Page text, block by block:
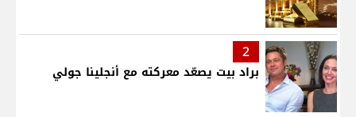
2
براد بيت يصعّد معركته مع أنجلينا جولي